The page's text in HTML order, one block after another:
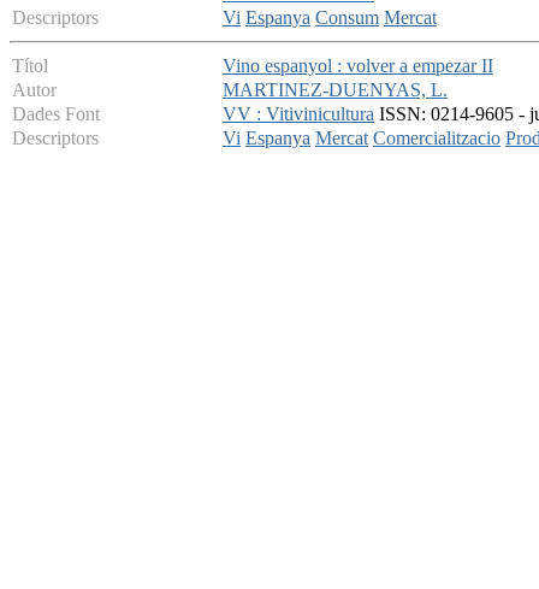
Descriptors
Vi Espanya Consum Mercat
Títol
Vino espanyol : volver a empezar II
Autor
MARTINEZ-DUENYAS, L.
Dades Font
VV : Vitivinicultura ISSN: 0214-9605 -
Descriptors
Vi Espanya Mercat Comercialitzacio